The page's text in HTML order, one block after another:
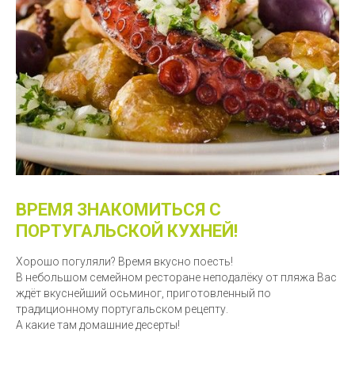
ВРЕМЯ ЗНАКОМИТЬСЯ С
ПОРТУГАЛЬСКОЙ КУХНЕЙ!
Хорошо погуляли? Время вкусно поесть!
В небольшом семейном ресторане неподалёку от пляжа Вас
ждёт вкуснейший осьминог, приготовленный по
традиционному португальском рецепту.
А какие там домашние десерты!